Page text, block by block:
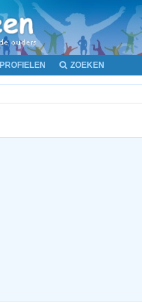
PROFIELEN ZOEKEN